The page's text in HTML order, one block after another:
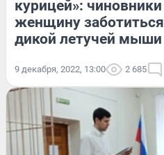
курицей»:
женщину
дикой летучей мыши
9 декабря, 2022, 13:00 2 685